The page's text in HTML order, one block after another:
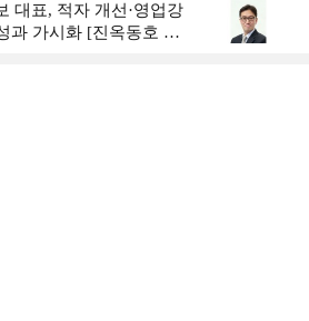
대표, 적자 개선·영업강
과 가시화 [진옥동호 신